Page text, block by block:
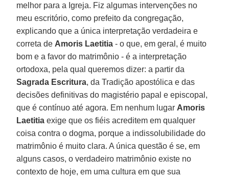
melhor para a Igreja. Fiz algumas intervenções no
meu escritório, como prefeito da congregação,
explicando que a única interpretação verdadeira e
correta de Amoris Laetitia - o que, em geral, é muito
bom e a favor do matrimônio - é a interpretação
ortodoxa, pela qual queremos dizer: a partir da
Sagrada Escritura, da Tradição apostólica e das
decisões definitivas do magistério papal e episcopal,
que é contínuo até agora. Em nenhum lugar Amoris
Laetitia exige que os fiéis acreditem em qualquer
coisa contra o dogma, porque a indissolubilidade do
matrimônio é muito clara. A única questão é se, em
alguns casos, o verdadeiro matrimônio existe no
contexto de hoje, em uma cultura em que sua